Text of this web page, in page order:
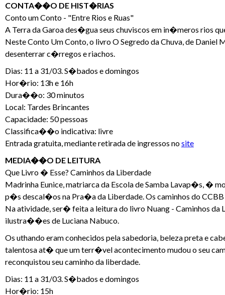
CONTA��O DE HIST�RIAS
Conto um Conto - "Entre Rios e Ruas"
A Terra da Garoa des�gua seus chuviscos em in�meros rios
Neste Conto Um Conto, o livro O Segredo da Chuva, de
desenterrar c�rregos e riachos.
Dias: 11 a 31/03. S�bados e domingos
Hor�rio: 13h e 16h
Dura��o: 30 minutos
Local: Tardes Brincantes
Capacidade: 50 pessoas
Classifica��o indicativa: livre
Entrada gratuita, mediante retirada de ingressos nosite
MEDIA��O DE LEITURA
Que Livro � Esse? Caminhos da Liberdade
Madrinha Eunice, matriarca da Escola de Samba Lavap�s, �
p�s descal�os na Pra�a da Liberdade. Os caminhos do
Na atividade, ser� feita a leitura do livro Nuang - Caminhos da
ilustra��es de Luciana Nabuco.
Os uthando eram conhecidos pela sabedoria, beleza preta e
talentosa at� que um terr�vel acontecimento mudou o seu
reconquistou seu caminho da liberdade.
Dias: 11 a 31/03. S�bados e domingos
Hor�rio: 15h